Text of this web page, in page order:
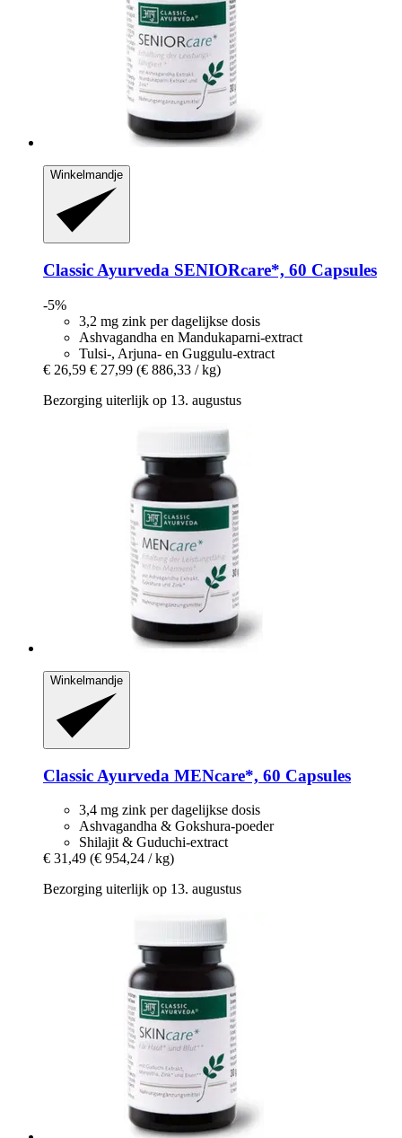
Winkelmandje
Classic Ayurveda SENIORcare*, 60 Capsules
-5%
3,2 mg zink per dagelijkse dosis
Ashvagandha en Mandukaparni-extract
Tulsi-, Arjuna- en Guggulu-extract
€ 26,59 € 27,99 (€ 886,33 / kg)
Bezorging uiterlijk op 13. augustus
Winkelmandje
Classic Ayurveda MENcare*, 60 Capsules
3,4 mg zink per dagelijkse dosis
Ashvagandha & Gokshura-poeder
Shilajit & Guduchi-extract
€ 31,49 (€ 954,24 / kg)
Bezorging uiterlijk op 13. augustus